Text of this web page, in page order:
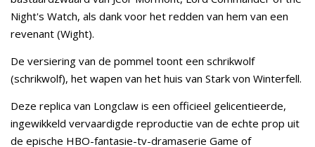
Night's Watch, als dank voor het redden van hem van een
revenant (Wight).
De versiering van de pommel toont een schrikwolf
(schrikwolf), het wapen van het huis van Stark von Winterfell.
Deze replica van Longclaw is een officieel gelicentieerde,
ingewikkeld vervaardigde reproductie van de echte prop uit
de epische HBO-fantasie-tv-dramaserie Game of